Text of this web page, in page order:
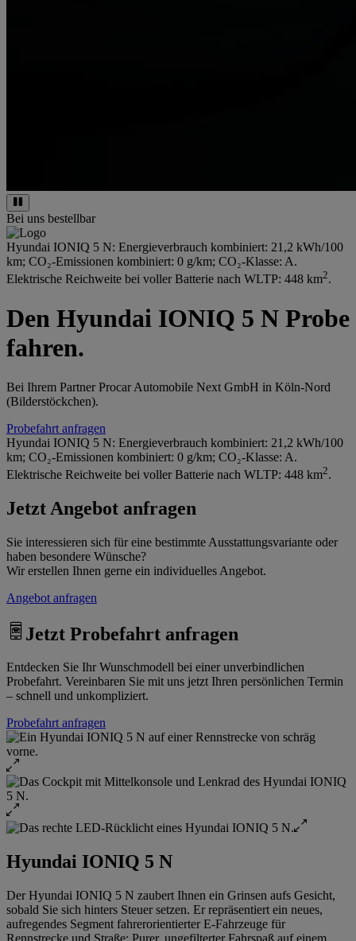
Bei uns bestellbar
Hyundai IONIQ 5 N: Energieverbrauch kombiniert: 21,2 kWh/100
km; CO₂-Emissionen kombiniert: 0 g/km; CO₂-Klasse: A.
Elektrische Reichweite bei voller Batterie nach WLTP: 448 km2.
Den Hyundai IONIQ 5 N Probe
fahren.
Bei Ihrem Partner Procar Automobile Next GmbH in Köln-Nord
(Bilderstöckchen).
Probefahrt anfragen
Hyundai IONIQ 5 N: Energieverbrauch kombiniert: 21,2 kWh/100
km; CO₂-Emissionen kombiniert: 0 g/km; CO₂-Klasse: A.
Elektrische Reichweite bei voller Batterie nach WLTP: 448 km2.
Jetzt Angebot anfragen
Sie interessieren sich für eine bestimmte Ausstattungsvariante oder
haben besondere Wünsche?
Wir erstellen Ihnen gerne ein individuelles Angebot.
Angebot anfragen
Jetzt Probefahrt anfragen
Entdecken Sie Ihr Wunschmodell bei einer unverbindlichen
Probefahrt. Vereinbaren Sie mit uns jetzt Ihren persönlichen Termin
– schnell und unkompliziert.
Probefahrt anfragen
Hyundai IONIQ 5 N
Der Hyundai IONIQ 5 N zaubert Ihnen ein Grinsen aufs Gesicht,
sobald Sie sich hinters Steuer setzen. Er repräsentiert ein neues,
aufregendes Segment fahrerorientierter E-Fahrzeuge für